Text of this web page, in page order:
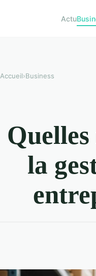
Actu
Accueil›Business
la